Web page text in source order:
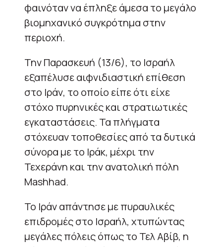
φαινόταν να έπληξε άμεσα το μεγάλο
βιομηχανικό συγκρότημα στην
περιοχή.
Την Παρασκευή (13/6), το Ισραήλ
εξαπέλυσε αιφνιδιαστική επίθεση
στο Ιράν, το οποίο είπε ότι είχε
στόχο πυρηνικές και στρατιωτικές
εγκαταστάσεις. Τα πλήγματα
στόχευαν τοποθεσίες από τα δυτικά
σύνορα με το Ιράκ, μέχρι την
Τεχεράνη και την ανατολική πόλη
Mashhad.
Το Ιράν απάντησε με πυραυλικές
επιδρομές στο Ισραήλ, χτυπώντας
μεγάλες πόλεις όπως το Τελ Αβίβ, η